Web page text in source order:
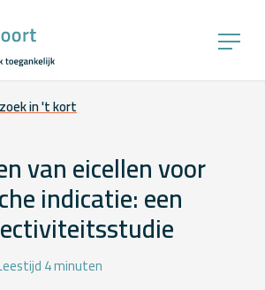
in 't kort
van eicellen voor
indicatie: een
4 minuten